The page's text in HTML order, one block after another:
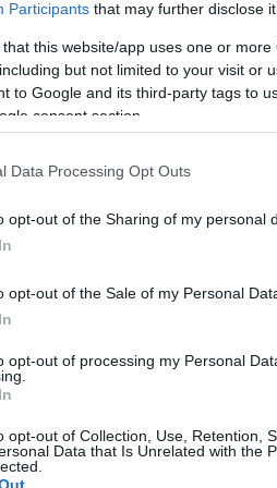
Participants that may further disclose
that this website/app uses one or
but not limited to your visit or
to Google and its third-party tags to
consent section.
Data Processing Opt Outs
opt-out of the Sharing of my personal
opt-out of the Sale of my Personal
opt-out of processing my Personal
opt-out of Collection, Use, Retention,
Data that Is Unrelated with the
hogy a
gálán, a Broadway darabok
majd, aminek a színész egyértelmű
Az elmúlt öt jelentős díjkiosztóból
pedig kiderült, hogy a 2013-as
azért olyan nehéz dolgom
pedig rekordnézettséget hozott az
amikor a gálát vezette. „
megkapó és igazi
mindössze egy nappal az
kötelező kedvcsináló lesz az
sorozat korábbi részeivel nosztalgiázna,
hisz Ted még mindig bőszen keresi